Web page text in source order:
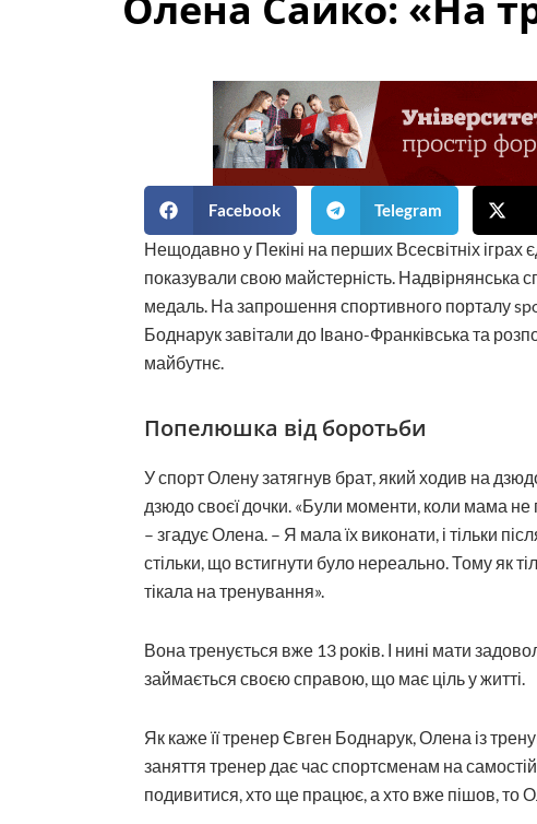
Facebook Telegram
Нещодавно у Пекіні на перших Всесвітніх іграх
показували свою майстерність.
медаль. На запрошення спортивного порталу
Боднарук завітали до Івано-Франківська та
майбутнє.
Попелюшка від боротьби
У спорт Олену затягнув брат, який ходив на
дзюдо своєї дочки. «Були моменти, коли мама не
– згадує Олена. – Я мала їх виконати, і тільки
стільки, що встигнути було нереально. Тому як
тікала на тренування».
Вона тренується вже 13 років. І нині мати
займається своєю справою, що має ціль у житті.
Як каже її тренер Євген Боднарук, Олена із
заняття тренер дає час спортсменам на
подивитися, хто ще працює, а хто вже пішов, то